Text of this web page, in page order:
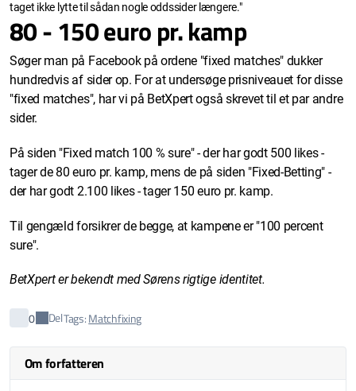
taget ikke lytte til sådan nogle oddssider længere."
80 - 150 euro pr. kamp
Søger man på Facebook på ordene "fixed matches" dukker
hundredvis af sider op. For at undersøge prisniveauet for disse
"fixed matches", har vi på BetXpert også skrevet til et par andre
sider.
På siden "Fixed match 100 % sure" - der har godt 500 likes -
tager de 80 euro pr. kamp, mens de på siden "Fixed-Betting" -
der har godt 2.100 likes - tager 150 euro pr. kamp.
Til gengæld forsikrer de begge, at kampene er "100 percent
sure".
BetXpert er bekendt med Sørens rigtige identitet.
0 DelTags:Matchfixing
Om forfatteren